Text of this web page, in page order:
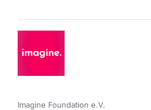
Imagine Foundation e.V.